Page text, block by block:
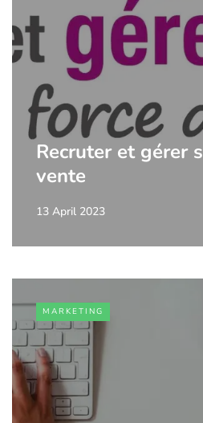
Recruter et gérer
vente
13 April 2023
MARKETING